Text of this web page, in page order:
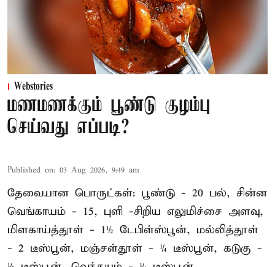
Webstories
மணமணக்கும் பூண்டு குழம்பு
செய்வது எப்படி?
Published on: 03 Aug 2026, 9:49 am
தேவையான பொருட்கள்: பூண்டு - 20 பல், சின்ன
வெங்காயம் - 15, புளி -சிறிய எலுமிச்சை அளவு,
மிளகாய்த்தூள் - 1½ டேபிள்ஸ்பூன், மல்லித்தூள்
- 2 டீஸ்பூன், மஞ்சள்தூள் - ¼ டீஸ்பூன், கடுகு -